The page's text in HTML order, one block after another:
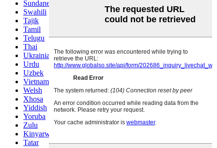
Sundanese
Swahili
Tajik
Tamil
Telugu
Thai
Ukrainian
Urdu
Uzbek
Vietnamese
Welsh
Xhosa
Yiddish
Yoruba
Zulu
Kinyarwanda
Tatar